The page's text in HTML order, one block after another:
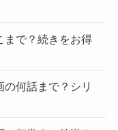
まで？続きをお得
何話まで？シリ